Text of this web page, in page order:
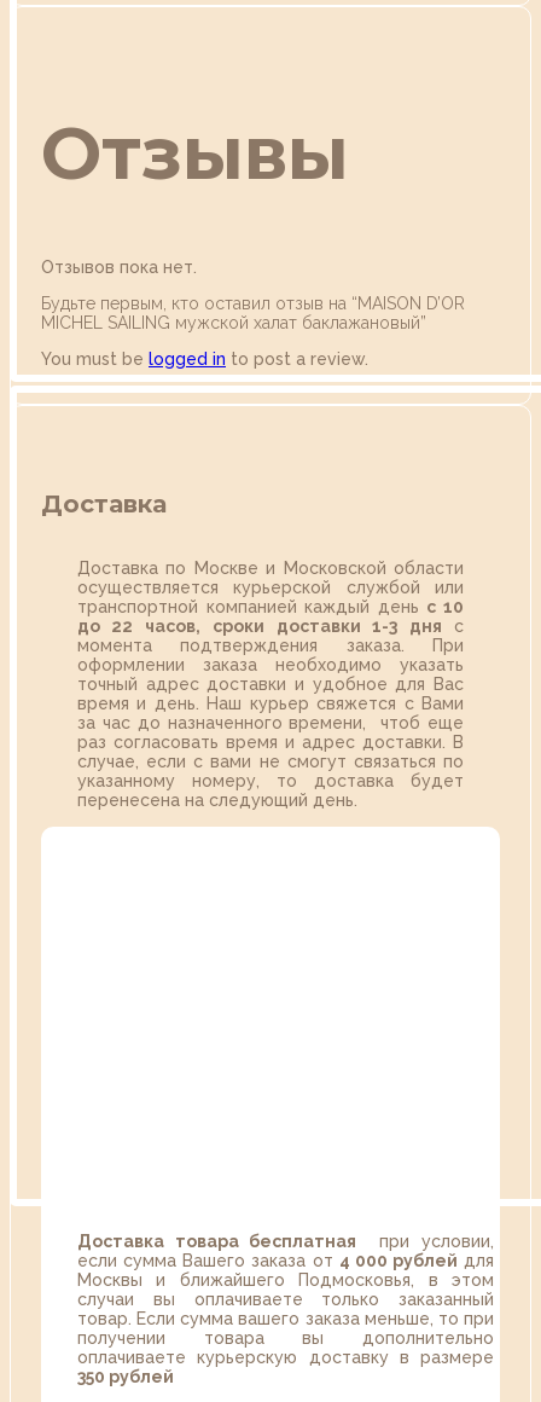
Отзывы
Отзывов пока нет.
Будьте первым, кто оставил отзыв на “MAISON D’OR
MICHEL SAILING мужской халат баклажановый”
You must be logged in to post a review.
Доставка
Доставка по Москве и Московской области
осуществляется курьерской службой или
транспортной компанией каждый день с 10
до 22 часов,
сроки доставки 1-3 дня с
момента подтверждения заказа. При
оформлении заказа необходимо указать
точный адрес доставки и удобное для Вас
время и день. Наш курьер свяжется с Вами
за час до назначенного времени, чтоб еще
раз согласовать время и адрес доставки. В
случае, если с вами не смогут связаться по
указанному номеру, то доставка будет
перенесена на следующий день.
Доставка товара бесплатная при условии,
если сумма Вашего заказа от 4 000 рублей для
Москвы и ближайшего Подмосковья, в этом
случаи вы оплачиваете только заказанный
товар. Если сумма вашего заказа меньше, то при
получении товара вы дополнительно
оплачиваете курьерскую доставку в размере
350 рублей